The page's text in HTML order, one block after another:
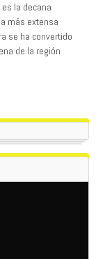
es la decana
más extensa
se ha convertido
de la región